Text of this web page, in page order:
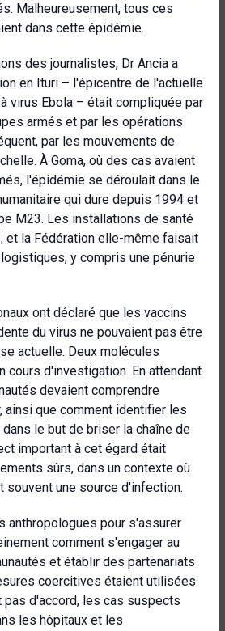
Malheureusement, tous ces
dans cette épidémie.
des journalistes, Dr Ancia a
en Ituri – l'épicentre de l'actuelle
virus Ebola – était compliquée par
armés et par les opérations
par les mouvements de
À Goma, où des cas avaient
l'épidémie se déroulait dans le
qui dure depuis 1994 et
M23. Les installations de santé
et la Fédération elle-même faisait
y compris une pénurie
ont déclaré que les vaccins
du virus ne pouvaient pas être
actuelle. Deux molécules
cours d'investigation. En attendant
devaient comprendre
ainsi que comment identifier les
le but de briser la chaîne de
important à cet égard était
sûrs, dans un contexte où
souvent une source d'infection.
anthropologues pour s'assurer
comment s'engager au
et établir des partenariats
coercitives étaient utilisées
pas d'accord, les cas suspects
les hôpitaux et les